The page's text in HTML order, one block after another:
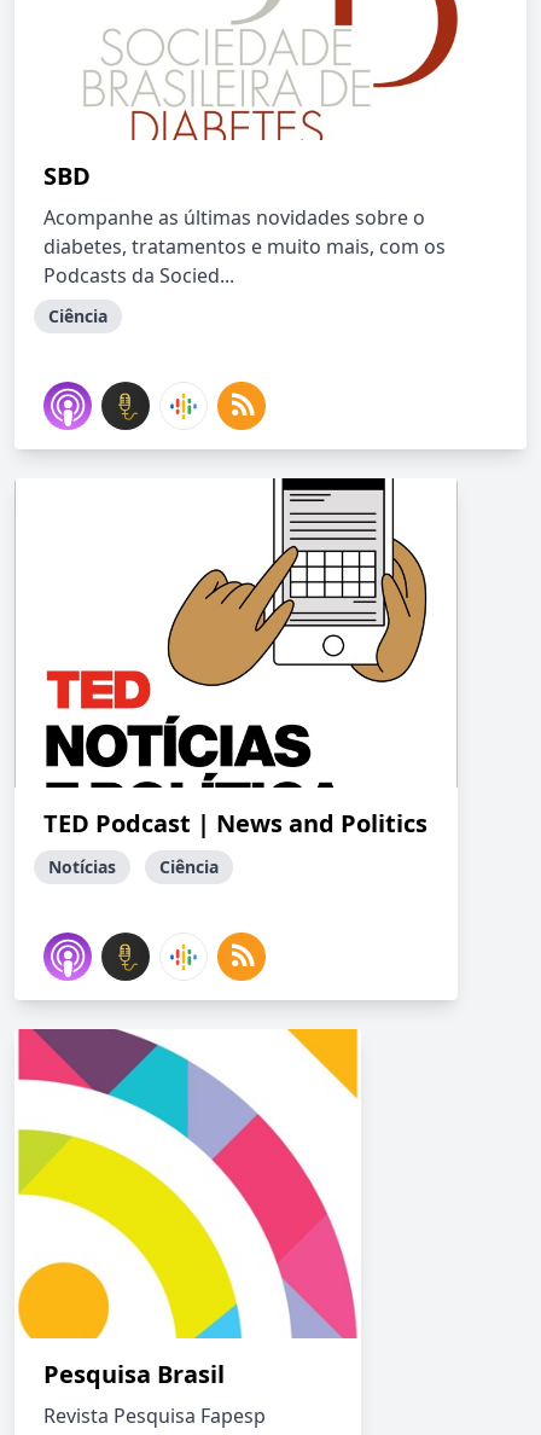
SBD
Acompanhe as últimas novidades sobre o
diabetes, tratamentos e muito mais, com os
Podcasts da Socied...
Ciência
TED Podcast | News and Politics
Notícias Ciência
Pesquisa Brasil
Revista Pesquisa Fapesp